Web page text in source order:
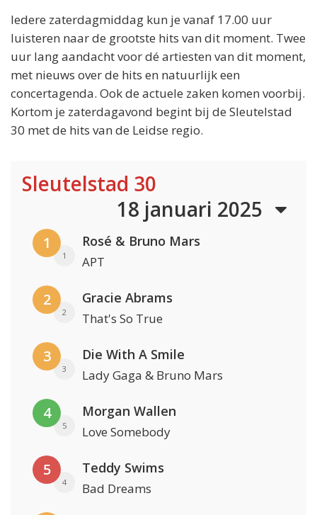
Iedere zaterdagmiddag kun je vanaf 17.00 uur
luisteren naar de grootste hits van dit moment. Twee
uur lang aandacht voor dé artiesten van dit moment,
met nieuws over de hits en natuurlijk een
concertagenda. Ook de actuele zaken komen voorbij.
Kortom je zaterdagavond begint bij de Sleutelstad
30 met de hits van de Leidse regio.
Sleutelstad 30
18 januari 2025
1
1
Rosé & Bruno Mars
APT
2
2
Gracie Abrams
That's So True
3
3
Die With A Smile
Lady Gaga & Bruno Mars
4
5
Morgan Wallen
Love Somebody
5
4
Teddy Swims
Bad Dreams